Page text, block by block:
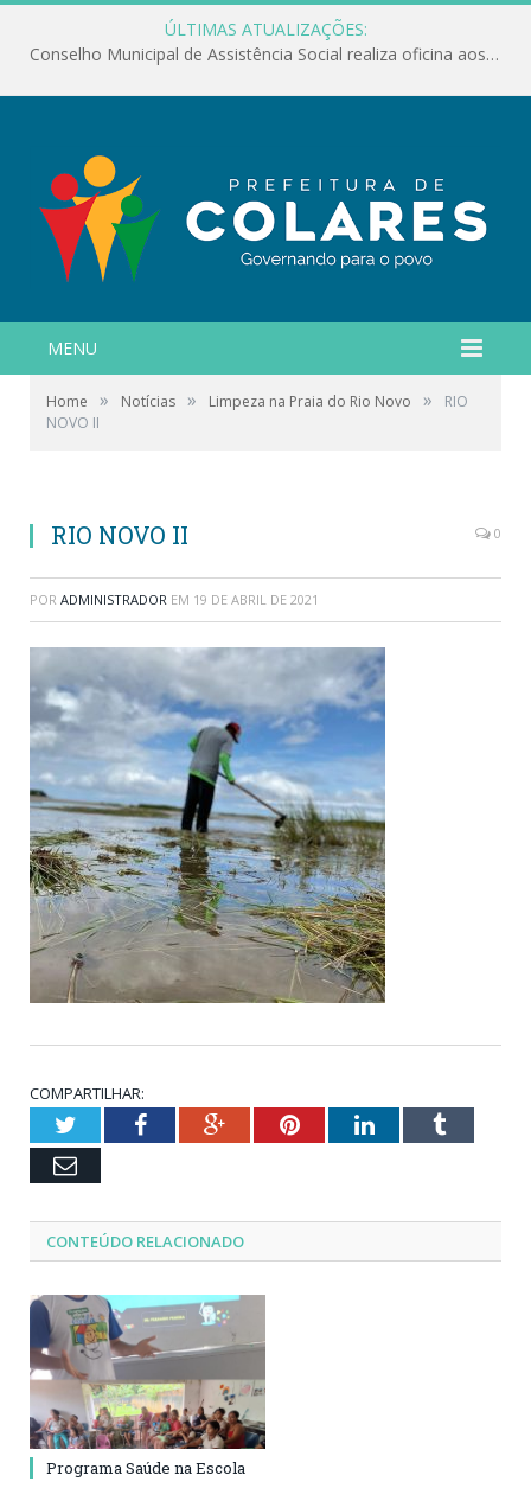
ÚLTIMAS ATUALIZAÇÕES:
Conselho Municipal de Assistência Social realiza oficina aos servidores
MENU
Home » Notícias » Limpeza na Praia do Rio Novo »
RIO
NOVO II
RIO NOVO II 0
POR ADMINISTRADOR EM 19 DE ABRIL DE 2021
COMPARTILHAR:
TwitterFacebookGoogle+PinterestLinkedInTumblr
Email
CONTEÚDO RELACIONADO
Programa Saúde na Escola